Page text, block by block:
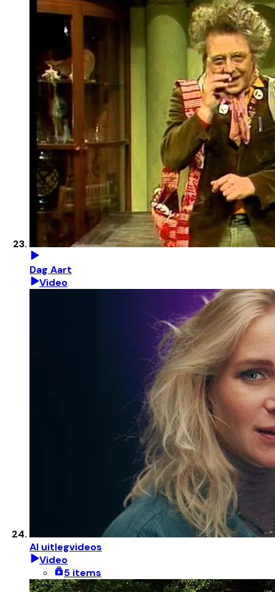
Dag Aart
Video
AI uitlegvideos
Video
5 items